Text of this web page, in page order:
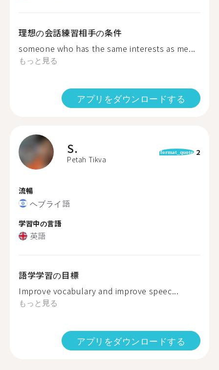
理想の会話練習相手の条件
someone who has the same interests as me...
もっと見る
アプリをダウンロードする
S.
Petah Tikva
format_quote 2
流暢
ヘブライ語
学習中の言語
英語
語学学習の目標
Improve vocabulary and improve speec...
もっと見る
アプリをダウンロードする